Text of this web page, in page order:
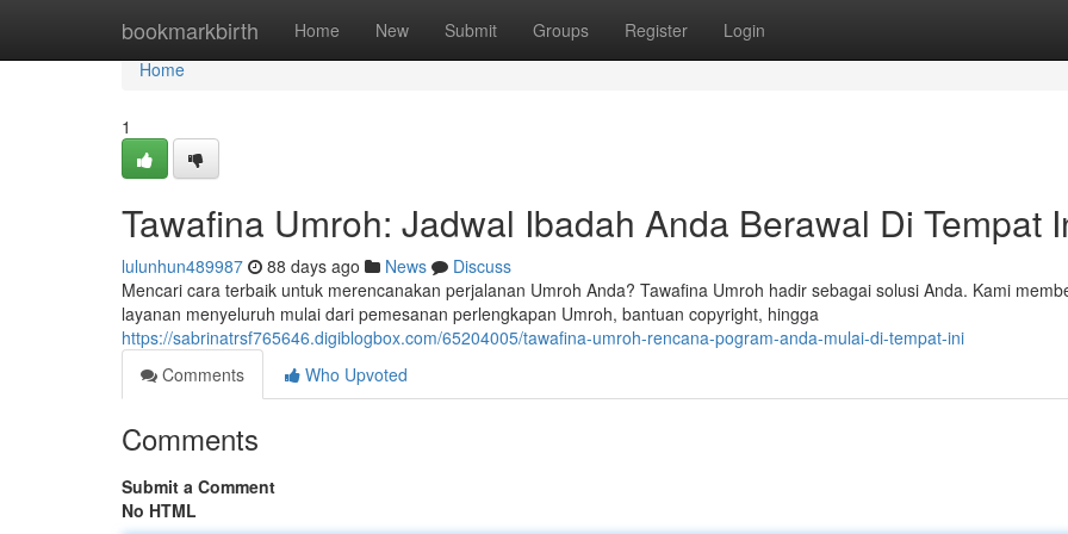
bookmarkbirth Home New Submit Groups Register Login
Home
Home
1
Tawafina Umroh: Jadwal Ibadah Anda Berawal Di Tempat
lulunhun489987 88 days ago News
Discuss
Mencari cara terbaik untuk merencanakan perjalanan Umroh Anda? Tawafina Umroh hadir sebagai solusi Anda. Kami
layanan menyeluruh mulai dari pemesanan perlengkapan Umroh, bantuan copyright, hingga
https://sabrinatrsf765646.digiblogbox.com/65204005/tawafina-umroh-rencana-pogram-anda-mulai-di-tempat-ini
Comments
Who Upvoted
Comments
Submit a Comment
No HTML